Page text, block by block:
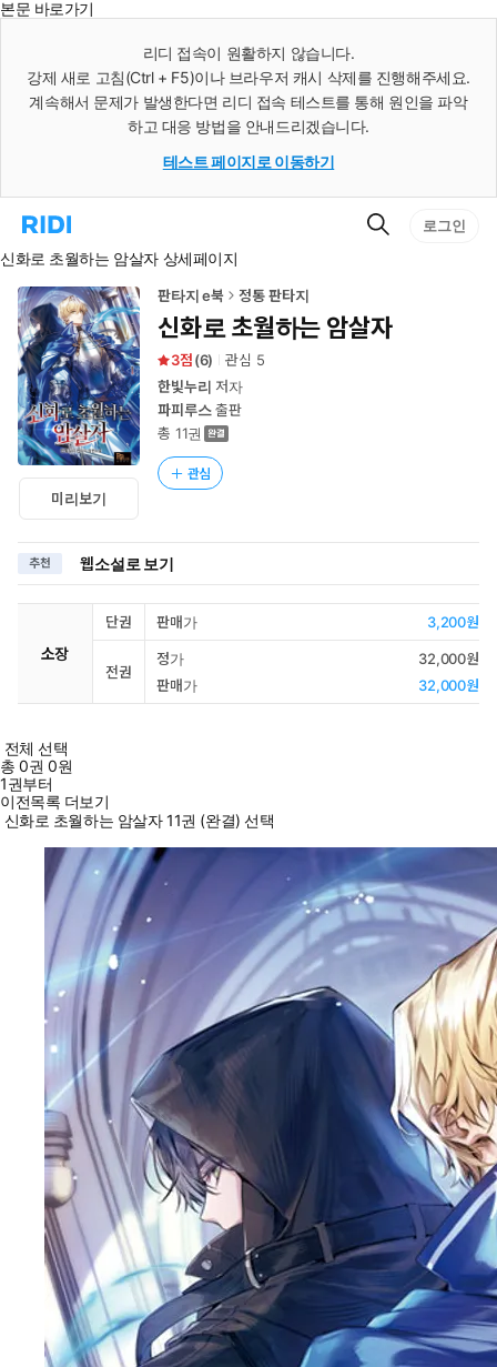
본문 바로가기
리디 접속이 원활하지 않습니다.
강제 새로 고침(Ctrl + F5)이나 브라우저 캐시 삭제를 진행해주세요.
계속해서 문제가 발생한다면 리디 접속 테스트를 통해 원인을 파악
하고 대응 방법을 안내드리겠습니다.
테스트 페이지로 이동하기
리
홈
로
이
동
검
로그인
신화로 초월하는 암살자 상세페이지
미리보기
판타지 e북 정통 판타지
신화로 초월하는 암살자
3 (6) 관심 5
한빛누리 저자
파피루스출판
총 11권
관심
추천 웹소설로 보기
소장
단권 판매가 3,200원
전권
정가
32,000원
판매가
32,000원
전체 선택
총0권 0원
1권부터
이전목록 더보기
신화로 초월하는 암살자 11권 (완결) 선택